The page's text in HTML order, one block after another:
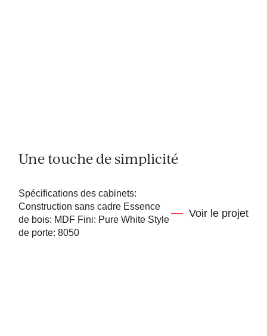
Une touche de simplicité
Spécifications des cabinets:
Construction sans cadre Essence
de bois: MDF Fini: Pure White Style
de porte: 8050
Voir le projet